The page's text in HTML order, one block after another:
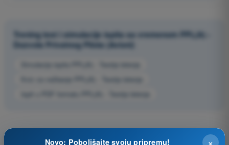
Trening test i simulacije ispita sa vremenom PPL(A) -
Dozvola Privatnog Pilota (Avioni)
Simulacija ispita PPL(A) - Teorija letenja
Kviz za vežbanje PPL(A) - Teorija letenja
Novo: Poboljšajte svoju pripremu!